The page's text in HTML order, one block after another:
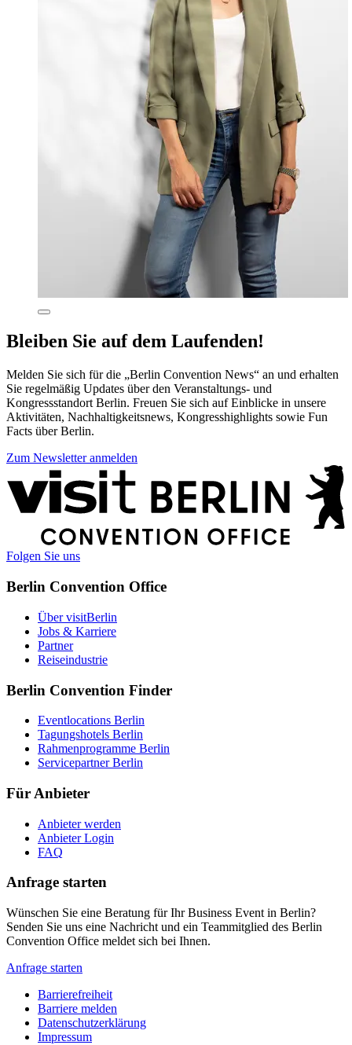
Mehr
in
anzeigen
Bleiben Sie auf dem Laufenden!
Melden Sie sich für die „Berlin Convention News“ an und erhalten
Sie regelmäßig Updates über den Veranstaltungs- und
Kongressstandort Berlin. Freuen Sie sich auf Einblicke in unsere
Aktivitäten, Nachhaltigkeitsnews, Kongresshighlights sowie Fun
Facts über Berlin.
Zum Newsletter anmelden
Weitere
Informationen
Folgen Sie uns
Berlin Convention Office
Über visitBerlin
Jobs & Karriere
Partner
Reiseindustrie
Berlin Convention Finder
Eventlocations Berlin
Tagungshotels Berlin
Rahmenprogramme Berlin
Servicepartner Berlin
Für Anbieter
Anbieter werden
Anbieter Login
FAQ
Anfrage starten
Wünschen Sie eine Beratung für Ihr Business Event in Berlin?
Senden Sie uns eine Nachricht und ein Teammitglied des Berlin
Convention Office meldet sich bei Ihnen.
Anfrage starten
Metanavigation
Barrierefreiheit
Barriere melden
Datenschutzerklärung
Impressum